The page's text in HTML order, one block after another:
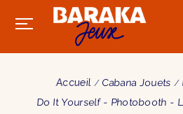
Accueil Cabana Jouets
Do It Yourself - Photobooth -